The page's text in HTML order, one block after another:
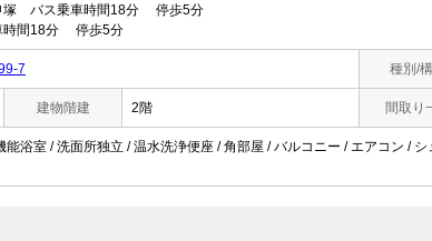
バス乗車時間18分 停歩5分
間18分 停歩5分
7 種別/
建物階建 2階 間取り
浴室 / 洗面所独立 / 温水洗浄便座 / 角部屋 / バルコニー / エアコン /